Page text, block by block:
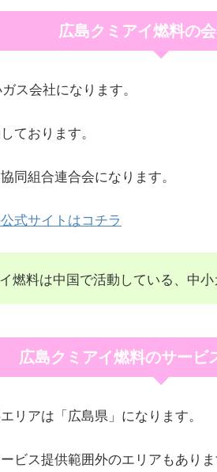
広島クミアイ燃料の
ス会社になります。
ております。
同組合連合会になります。
式サイトはコチラ
燃料は中国で活動している、中小
広島クミアイ燃料のサービ
リアは「広島県」になります。
ビス提供範囲外のエリアもあり